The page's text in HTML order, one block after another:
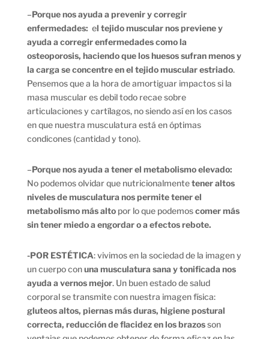
–Porque nos ayuda a prevenir y corregir
enfermedades: el tejido muscular nos previene y
ayuda a corregir enfermedades como la
osteoporosis, haciendo que los huesos sufran menos y
la carga se concentre en el tejido muscular estriado.
Pensemos que a la hora de amortiguar impactos si la
masa muscular es debil todo recae sobre
articulaciones y cartílagos, no siendo así en los casos
en que nuestra musculatura está en óptimas
condicones (cantidad y tono).
–Porque nos ayuda a tener el metabolismo elevado:
No podemos olvidar que nutricionalmentetener altos
niveles de musculatura nos permite tener el
metabolismo más altopor lo que podemoscomer más
sin tener miedo a engordar o a efectos rebote.
-POR ESTÉTICA: vivimos en la sociedad de la imagen y
un cuerpo conuna musculatura sana y tonificada nos
ayuda a vernos mejor. Un buen estado de salud
corporal se transmite con nuestra imagen física:
gluteos altos, piernas más duras, higiene postural
correcta, reducción de flacidez en los brazosson